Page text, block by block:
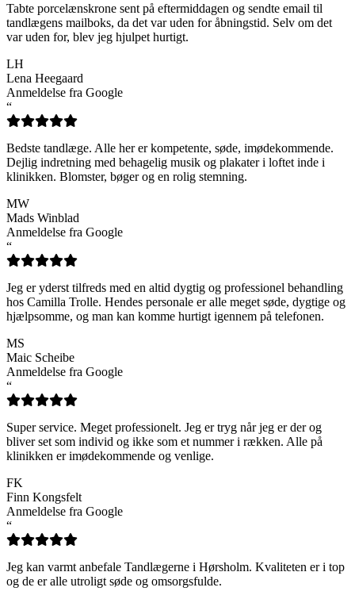
Tabte porcelænskrone sent på eftermiddagen og sendte email til
tandlægens mailboks, da det var uden for åbningstid. Selv om det
var uden for, blev jeg hjulpet hurtigt.
LH
Lena Heegaard
Anmeldelse fra Google
“
Bedste tandlæge. Alle her er kompetente, søde, imødekommende.
Dejlig indretning med behagelig musik og plakater i loftet inde i
klinikken. Blomster, bøger og en rolig stemning.
MW
Mads Winblad
Anmeldelse fra Google
“
Jeg er yderst tilfreds med en altid dygtig og professionel behandling
hos Camilla Trolle. Hendes personale er alle meget søde, dygtige og
hjælpsomme, og man kan komme hurtigt igennem på telefonen.
MS
Maic Scheibe
Anmeldelse fra Google
“
Super service. Meget professionelt. Jeg er tryg når jeg er der og
bliver set som individ og ikke som et nummer i rækken. Alle på
klinikken er imødekommende og venlige.
FK
Finn Kongsfelt
Anmeldelse fra Google
“
Jeg kan varmt anbefale Tandlægerne i Hørsholm. Kvaliteten er i top
og de er alle utroligt søde og omsorgsfulde.